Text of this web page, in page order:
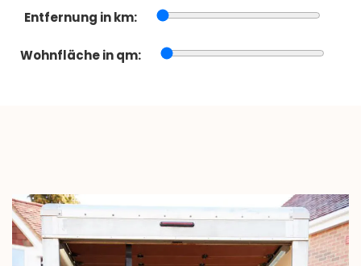
Entfernung in km:
Wohnfläche in qm: